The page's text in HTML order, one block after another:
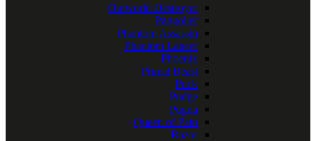
Outworld Destroyer
Pangolier
Phantom Assassin
Phantom Lancer
Phoenix
Primal Beast
Puck
Pudge
Pugna
Queen of Pain
Razor